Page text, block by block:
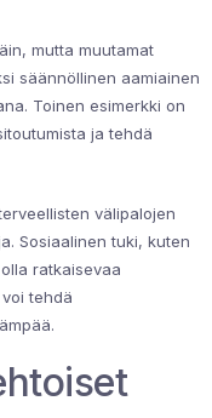
mutta muutamat
säännöllinen aamiainen
Toinen esimerkki on
ja tehdä
välipalojen
Sosiaalinen tuki, kuten
ratkaisevaa
tehdä